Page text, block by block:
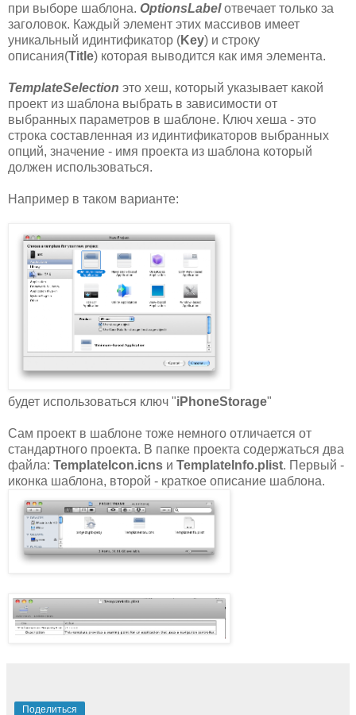
при выборе шаблона. OptionsLabelотвечает только за
заголовок. Каждый элемент этих массивов имеет
уникальный идинтификатор (Key) и строку
описания(Title) которая выводится как имя элемента.
TemplateSelection это хеш, который указывает какой
проект из шаблона выбрать в зависимости от
выбранных параметров в шаблоне. Ключ хеша - это
строка составленная из идинтификаторов выбранных
опций, значение - имя проекта из шаблона который
должен использоваться.
Например в таком варианте:
будет использоваться ключ "iPhoneStorage"
Сам проект в шаблоне тоже немного отличается от
стандартного проекта. В папке проекта содержаться два
файла: TemplateIcon.icns и TemplateInfo.plist. Первый -
иконка шаблона, второй - краткое описание шаблона.
Поделиться